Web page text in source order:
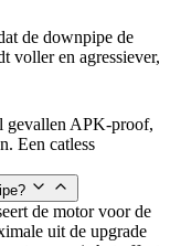
de downpipe de
voller en agressiever,
gevallen APK-proof,
Een catless
de motor voor de
uit de upgrade